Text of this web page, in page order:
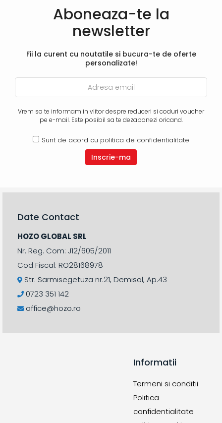
Aboneaza-te la
newsletter
Fii la curent cu noutatile si bucura-te de oferte
personalizate!
Vrem sa te informam in viitor despre reduceri si coduri voucher
pe e-mail. Este posibil sa te dezabonezi oricand.
Sunt de acord cu politica de confidentialitate
Inscrie-ma
Date Contact
HOZO GLOBAL SRL
Nr. Reg. Com: J12/605/2011
Cod Fiscal: RO28168978
Str. Sarmisegetuza nr.21, Demisol, Ap.43
0723 351 142
office@hozo.ro
Informatii
Termeni si conditii
Politica
confidentialitate